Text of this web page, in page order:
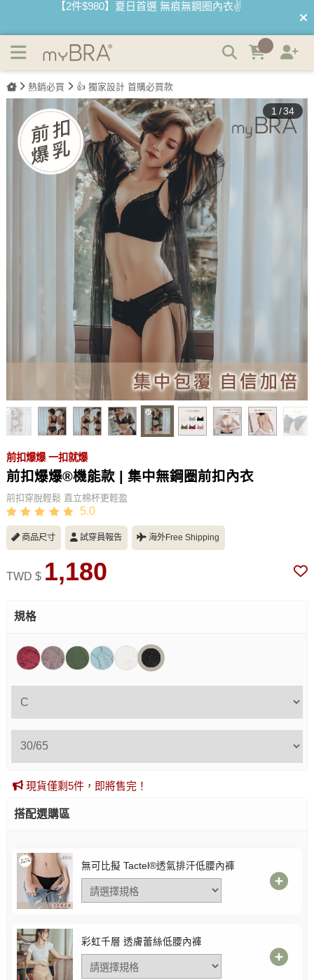
前扣爆爆®機能款 | 集中無鋼圈前扣內衣 | myBRA 最懂妳的
【最低3折】絕版內睡衣 下殺售完不補🤍
【優惠68折】內褲任選3件以上 1件$333👙
【買內衣免運費】台灣滿1200運費0元🚛
【首購優惠】新客最高可折$150再免運❗
【夏日滿額贈】把衣物壓縮收納袋回家 🌞
【父親節快樂】男內褲5件$999🧔
熱銷必買 👍 獨家設計 首購必買款
1 /34
前扣爆爆 一扣就爆
前扣爆爆®機能款 | 集中無鋼圈前扣內衣
前扣穿脫輕鬆 直立棉杯更輕盈
5.0
商品尺寸 試穿員報告 海外Free Shipping
TWD $ 1,180
規格
現貨僅剩5件，即將售完！
搭配選購區
無可比擬 Tactel®透氣排汗低腰內褲
彩虹千層 透膚蕾絲低腰內褲